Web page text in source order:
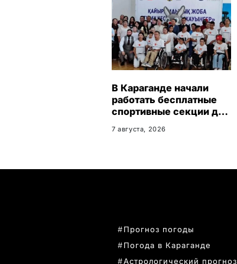
В Караганде начали
работать бесплатные
спортивные секции для
7 августа, 2026
Прогноз погоды
Погода в Караганде
Астрологический прогноз